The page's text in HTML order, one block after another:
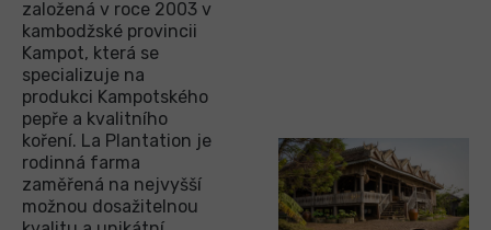
založená v roce 2003 v
kambodžské provincii
Kampot, která se
specializuje na
produkci Kampotského
pepře a kvalitního
koření. La Plantation je
rodinná farma
zaměřená na nejvyšší
možnou dosažitelnou